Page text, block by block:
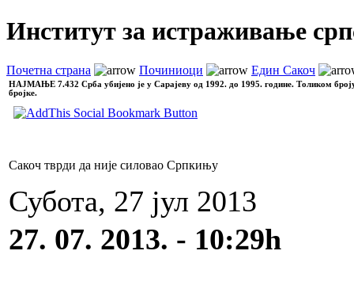
Институт за истраживање
Почетна страна Починиоци Един Сакоч
НАЈМАЊЕ 7.432 Срба убијено је у Сарајеву од 1992. до 1995. године. Толиком
бројке.
Сакоч тврди да није силовао Српкињу
Субота, 27 јул 2013
27. 07. 2013. - 10:29h